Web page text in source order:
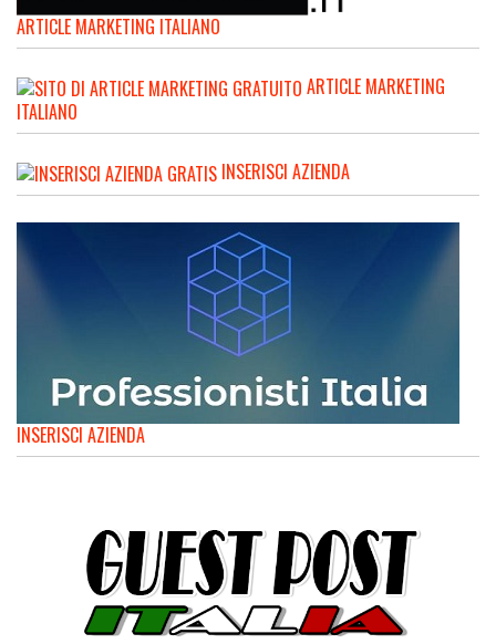
ARTICLE MARKETING ITALIANO
ARTICLE MARKETING
ITALIANO
INSERISCI AZIENDA
INSERISCI AZIENDA